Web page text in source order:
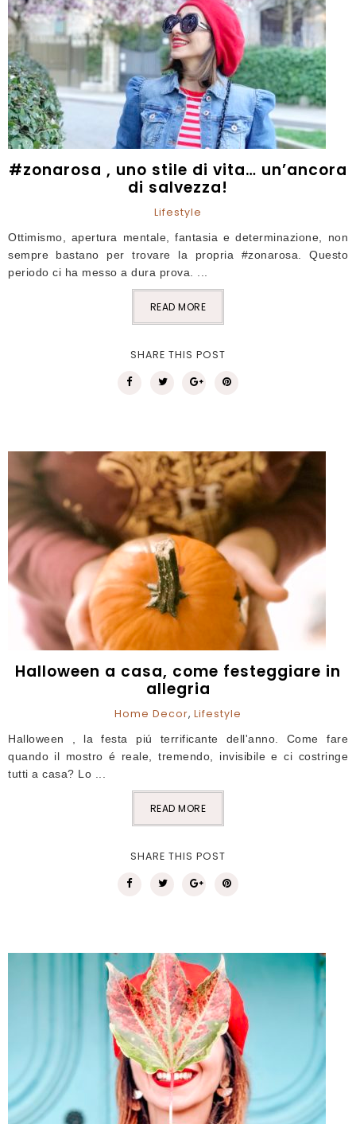
#zonarosa , uno stile di vita… un’ancora
di salvezza!
Lifestyle
Ottimismo, apertura mentale, fantasia e determinazione, non
sempre bastano per trovare la propria #zonarosa. Questo
periodo ci ha messo a dura prova. ...
READ MORE
SHARE THIS POST
Halloween a casa, come festeggiare in
allegria
Home Decor, Lifestyle
Halloween , la festa piú terrificante dell'anno. Come fare
quando il mostro é reale, tremendo, invisibile e ci costringe
tutti a casa? Lo ...
READ MORE
SHARE THIS POST